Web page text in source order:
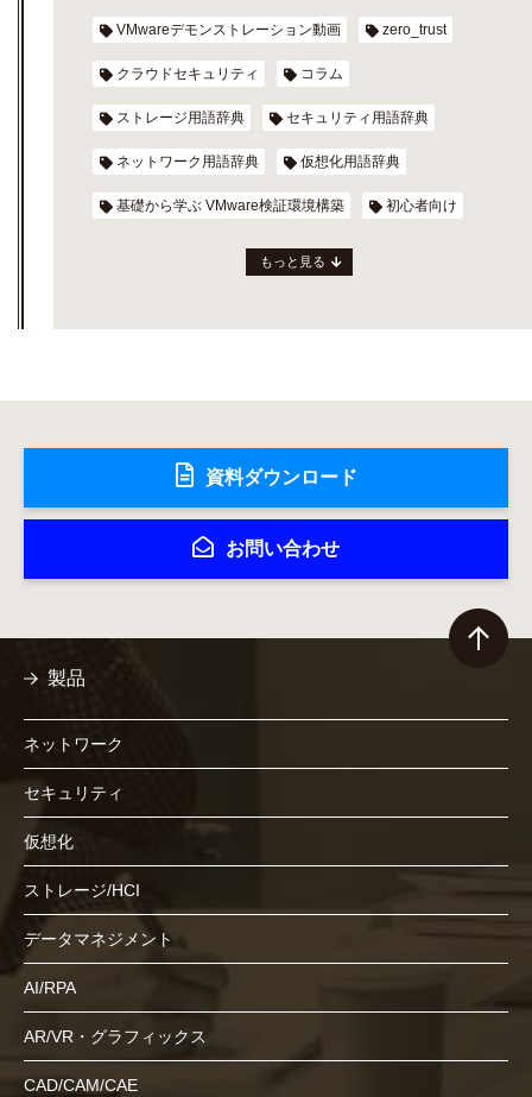
VMwareデモンストレーション動画 zero_trust
クラウドセキュリティ コラム
ストレージ用語辞典 セキュリティ用語辞典
ネットワーク用語辞典 仮想化用語辞典
基礎から学ぶ VMware検証環境構築 初心者向け
もっと見る
資料ダウンロード
お問い合わせ
製品
ネットワーク
セキュリティ
仮想化
ストレージ/HCI
データマネジメント
AI/RPA
AR/VR・グラフィックス
CAD/CAM/CAE